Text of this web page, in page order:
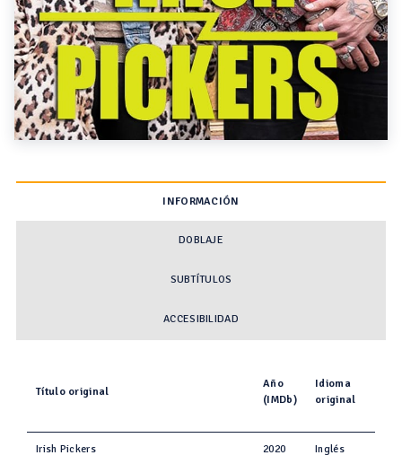
INFORMACIÓN
DOBLAJE
SUBTÍTULOS
ACCESIBILIDAD
Título original
Año
(IMDb)
Idioma
original
Irish Pickers 2020 Inglés